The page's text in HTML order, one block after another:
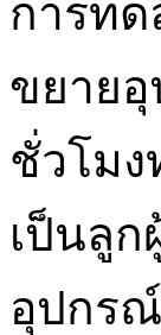
การท
ขยายอุ
ชั่วโมง
เป็นลู
อุปกร